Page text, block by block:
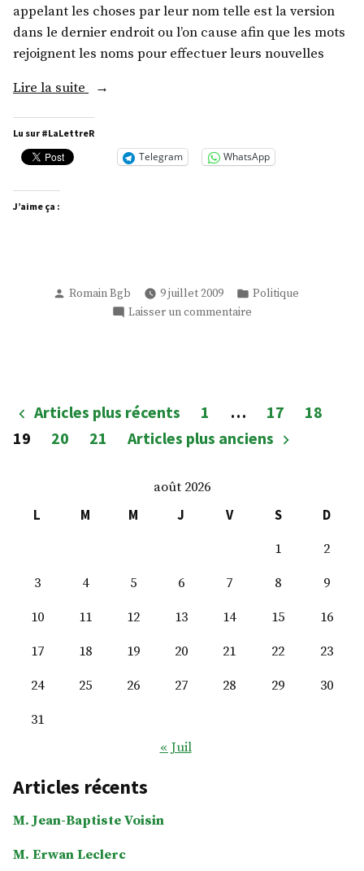
appelant les choses par leur nom telle est la version
dans le dernier endroit ou l’on cause afin que les mots
rejoignent les noms pour effectuer leurs nouvelles
Lire la suite « Trois
et
Trois
Lu sur #LaLettreR
Telegram WhatsApp
J’aime ça :
Publié
Romain Bgb 9 juillet 2009
Publié
Politique
Laisser un commentaire
Pagination
des
Articles plus récents 1 … 17
18
19
20 21 Articles plus anciens
août 2026
L
M M J V S
D
1
2
3
4 5 6 7 8
9
10
11 12 13 14 15
16
17
18 19 20 21 22
23
24
25 26 27 28 29
30
31
« Juil
Articles récents
M. Jean-Baptiste Voisin
M. Erwan Leclerc